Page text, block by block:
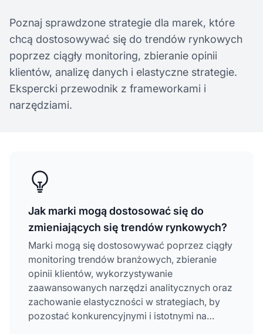
Poznaj sprawdzone strategie dla marek, które
chcą dostosowywać się do trendów rynkowych
poprzez ciągły monitoring, zbieranie opinii
klientów, analizę danych i elastyczne strategie.
Ekspercki przewodnik z frameworkami i
narzędziami.
Jak marki mogą dostosować się do
zmieniających się trendów rynkowych?
Marki mogą się dostosowywać poprzez ciągły
monitoring trendów branżowych, zbieranie
opinii klientów, wykorzystywanie
zaawansowanych narzędzi analitycznych oraz
zachowanie elastyczności w strategiach, by
pozostać konkurencyjnymi i istotnymi na